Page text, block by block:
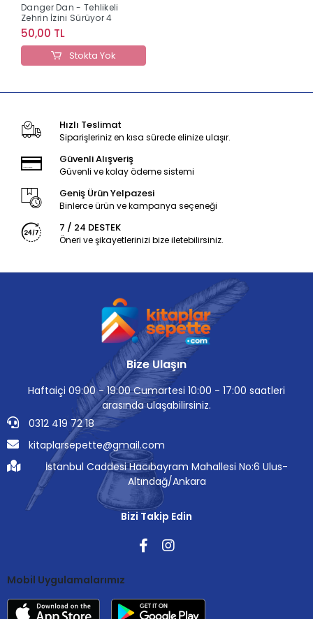
Danger Dan - Tehlikeli
Zehrin İzini Sürüyor 4
50,00 TL
Stokta Yok
Hızlı Teslimat
Siparişleriniz en kısa sürede elinize ulaşır.
Güvenli Alışveriş
Güvenli ve kolay ödeme sistemi
Geniş Ürün Yelpazesi
Binlerce ürün ve kampanya seçeneği
7 / 24 DESTEK
Öneri ve şikayetlerinizi bize iletebilirsiniz.
Bize Ulaşın
Haftaiçi 09:00 - 19:00 Cumartesi 10:00 - 17:00 saatleri
arasında ulaşabilirsiniz.
0312 419 72 18
kitaplarsepette@gmail.com
İstanbul Caddesi Hacıbayram Mahallesi No:6 Ulus-
Altındağ/Ankara
Bizi Takip Edin
Mobil Uygulamalarımız